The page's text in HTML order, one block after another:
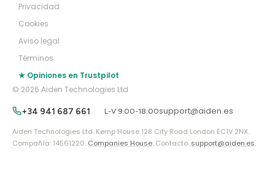
Privacidad
Cookies
Aviso legal
Términos
★ Opiniones en Trustpilot
© 2026 Aiden Technologies Ltd
+34 941 687 661 L-V 9:00-18:00support@aiden.es
Aiden Technologies Ltd. Kemp House 128 City Road London EC1V 2NX.
Compañía: 14561220. Companies House. Contacto: support@aiden.es.